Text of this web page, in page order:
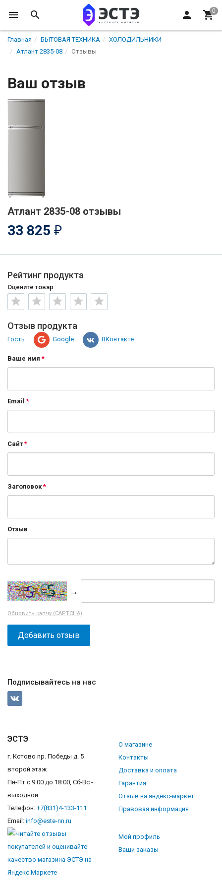
Главная БЫТОВАЯ ТЕХНИКА
ХОЛОДИЛЬНИКИ
Атлант 2835-08
Отзывы
Ваш отзыв
Атлант 2835-08 отзывы
33 825 ₽
Рейтинг продукта
Оцените товар
Отзыв продукта
Гость Google ВКонтакте
Ваше имя
Email
Сайт
Заголовок
Отзыв
→
Обновить капчу (CAPTCHA)
Подписывайтесь на нас
ЭСТЭ
г. Кстово пр. Победы д. 5
второй этаж
Пн-Пт с 9:00 до 18:00, Сб-Вс -
выходной
Телефон: +7(831)4-133-111
Email: info@este-nn.ru
О магазине
Контакты
Доставка и оплата
Гарантия
Отзыв на яндекс-маркет
Правовая информация
Мой профиль
Ваши заказы